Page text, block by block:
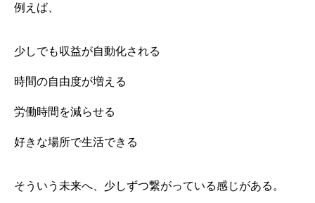
例えば、
少しでも収益が自動化される
時間の自由度が増える
労働時間を減らせる
好きな場所で生活できる
そういう未来へ、少しずつ繋がっている感じがある。